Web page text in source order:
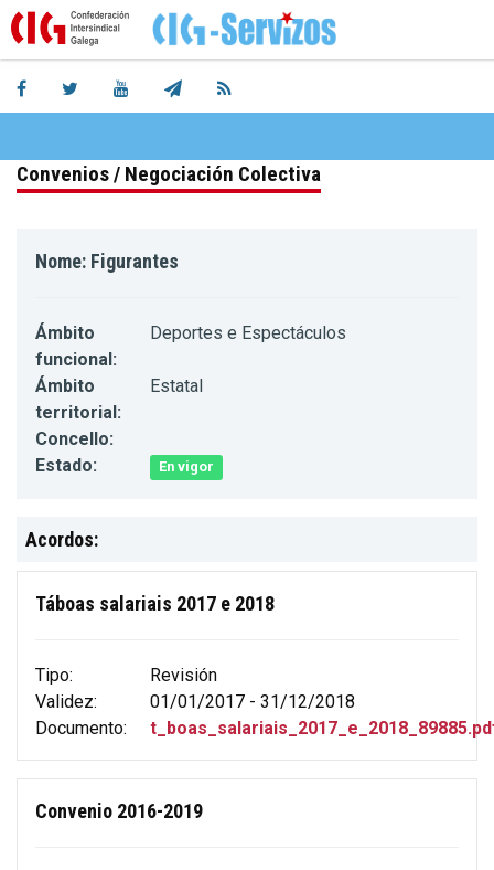
Convenios / Negociación Colectiva
Nome: Figurantes
Ámbito
funcional:
Deportes e Espectáculos
Ámbito
territorial:
Estatal
Concello:
Estado:
En vigor
Acordos:
Táboas salariais 2017 e 2018
Tipo:
Revisión
Validez:
01/01/2017 - 31/12/2018
Documento:
Convenio 2016-2019